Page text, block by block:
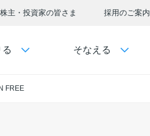
株主・投資家の皆さま 採用のご案内
そなえる
FREE